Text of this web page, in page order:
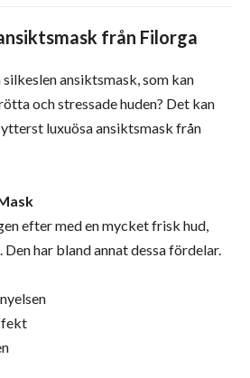
från Filorga
ansiktsmask, som kan
och stressade huden? Det kan
luxuösa ansiktsmask från
efter med en mycket frisk hud,
Den har bland annat dessa fördelar.